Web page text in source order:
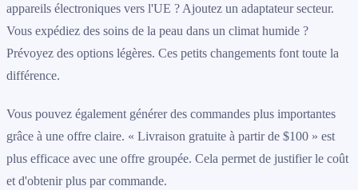
appareils électroniques vers l'UE ? Ajoutez un adaptateur secteur.
Vous expédiez des soins de la peau dans un climat humide ?
Prévoyez des options légères. Ces petits changements font toute la
différence.
Vous pouvez également générer des commandes plus importantes
grâce à une offre claire. « Livraison gratuite à partir de $100 » est
plus efficace avec une offre groupée. Cela permet de justifier le coût
et d'obtenir plus par commande.